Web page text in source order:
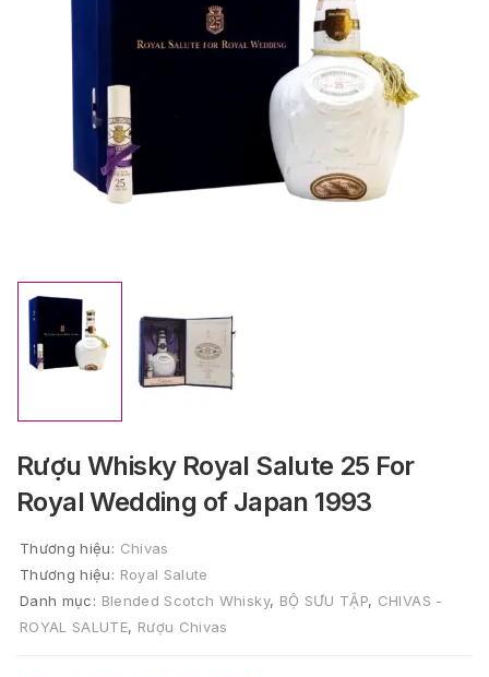
Rượu Whisky Royal Salute 25 For
Royal Wedding of Japan 1993
Thương hiệu: Chivas
Thương hiệu: Royal Salute
Danh mục: Blended Scotch Whisky, BỘ SƯU TẬP, CHIVAS -
ROYAL SALUTE, Rượu Chivas